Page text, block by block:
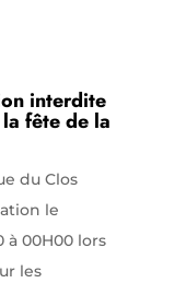
interdite
fête de la
du Clos
le
à 00H00 lors
les